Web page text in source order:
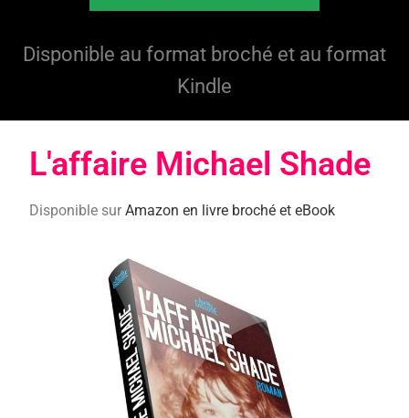
Disponible au format broché et au format
Kindle
L'affaire Michael Shade​
Disponible surAmazon en livre broché et eBook